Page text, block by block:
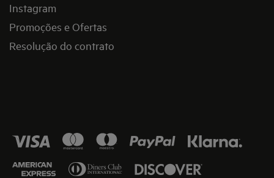
Instagram
Promoções e Ofertas
Resolução do contrato